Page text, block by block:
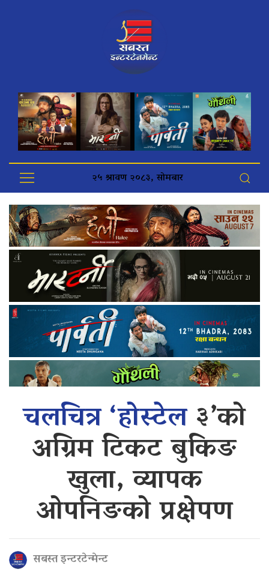
२५ श्रावण २०८३, सोमबार
चलचित्र ‘होस्टेल३’को
अग्रिम टिकट बुकिङ
खुला, व्यापक
ओपनिङको प्रक्षेपण
सबस्त इन्टरटेन्मेन्ट